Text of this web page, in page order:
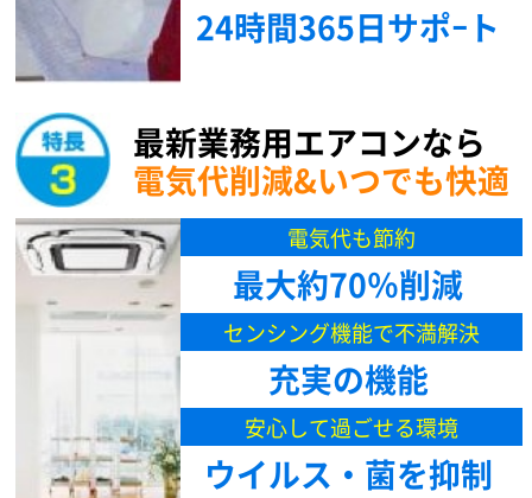
24時間365日サポｰト
最新業務用エアコンなら
電気代削減&いつでも快適
電気代も節約
最大約70％削減
センシング機能で不満解決
充実の機能
安心して過ごせる環境
ウイルス・菌を抑制